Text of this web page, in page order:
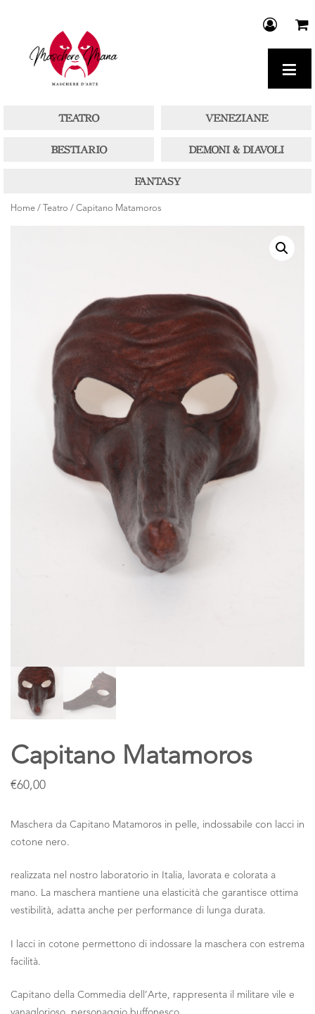
≡
Home / Teatro / Capitano Matamoros
Capitano Matamoros
€60,00
Maschera da Capitano Matamoros in pelle, indossabile con lacci in
cotone nero.
realizzata nel nostro laboratorio in Italia, lavorata e colorata a
mano. La maschera mantiene una elasticità che garantisce ottima
vestibilità, adatta anche per performance di lunga durata.
I lacci in cotone permettono di indossare la maschera con estrema
facilità.
Capitano della Commedia dell’Arte, rappresenta il militare vile e